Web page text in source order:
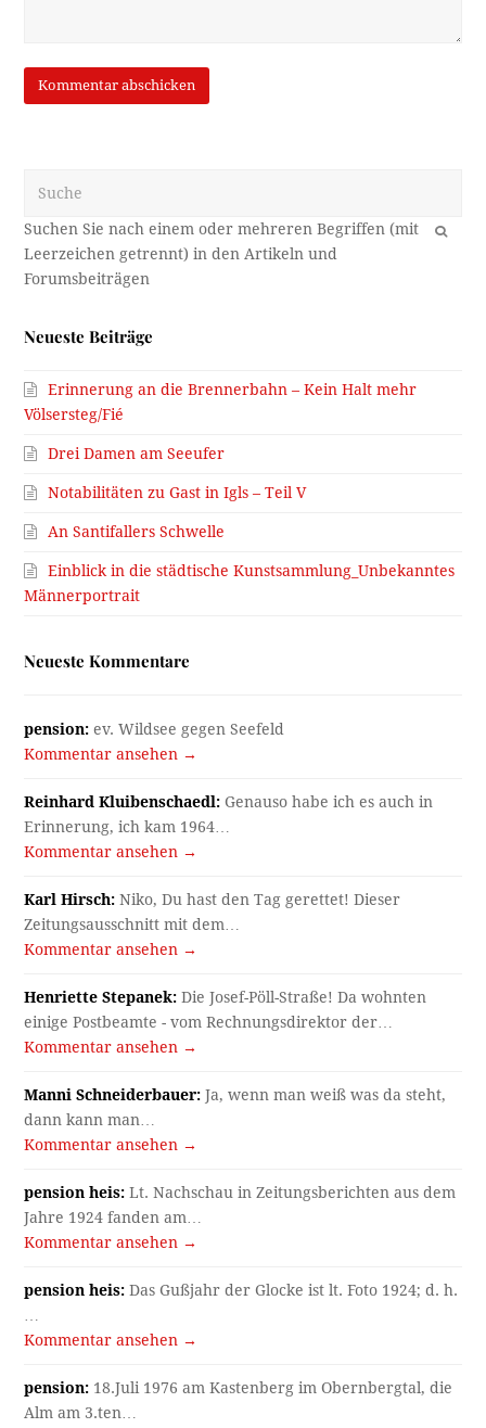
OK
Neueste Beiträge
Erinnerung an die Brennerbahn – Kein Halt mehr
Völsersteg/Fié
Drei Damen am Seeufer
Notabilitäten zu Gast in Igls – Teil V
An Santifallers Schwelle
Einblick in die städtische Kunstsammlung_Unbekanntes
Männerportrait
Neueste Kommentare
pension: ev. Wildsee gegen Seefeld
Kommentar ansehen →
Reinhard Kluibenschaedl: Genauso habe ich es auch in
Erinnerung, ich kam 1964…
Kommentar ansehen →
Karl Hirsch: Niko, Du hast den Tag gerettet! Dieser
Zeitungsausschnitt mit dem…
Kommentar ansehen →
Henriette Stepanek: Die Josef-Pöll-Straße! Da wohnten
einige Postbeamte - vom Rechnungsdirektor der…
Kommentar ansehen →
Manni Schneiderbauer: Ja, wenn man weiß was da steht,
dann kann man…
Kommentar ansehen →
pension heis: Lt. Nachschau in Zeitungsberichten aus dem
Jahre 1924 fanden am…
Kommentar ansehen →
pension heis: Das Gußjahr der Glocke ist lt. Foto 1924; d. h.
…
Kommentar ansehen →
pension: 18.Juli 1976 am Kastenberg im Obernbergtal, die
Alm am 3.ten…